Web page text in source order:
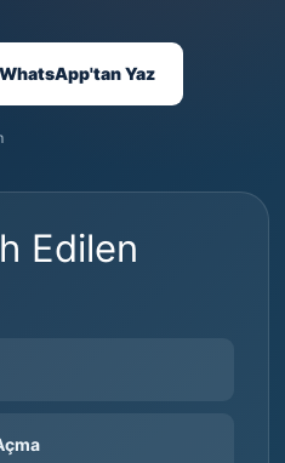
WhatsApp'tan Yaz
Edilen